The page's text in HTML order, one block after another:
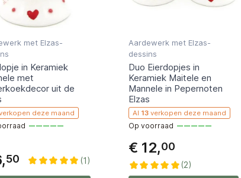
met Elzas-
in Keramiek
met
uit de
deze maand
50 (1)
Aardewerk met Elzas-
dessins
Duo Eierdopjes in
Keramiek Maitele en
Mannele in Pepernoten
Elzas
Al 13verkopen deze maand
Op voorraad
€ 12,00
(2)
heeft dit artikel onlangs aan zijn winkelwagen toegevoegd, doe